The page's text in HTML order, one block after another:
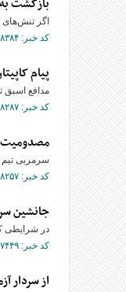
اگر تنش‌های
کد خبر: ۳۰۸۳۸۴ تاریخ انتشار : ۱۴۰۵/۰۲/۲۷
پیام
مدافع اسبق
کد خبر: ۳۰۸۲۸۷ تاریخ انتشار : ۱۴۰۵/۰۲/۲۶
مصدومیت،
سرمربی تیم
کد خبر: ۳۰۸۲۵۷ تاریخ انتشار : ۱۴۰۵/۰۲/۲۶
جانشین
در شرایطی
کد خبر: ۳۰۷۴۴۹ تاریخ انتشار : ۱۴۰۵/۰۲/۱۶
از سردار